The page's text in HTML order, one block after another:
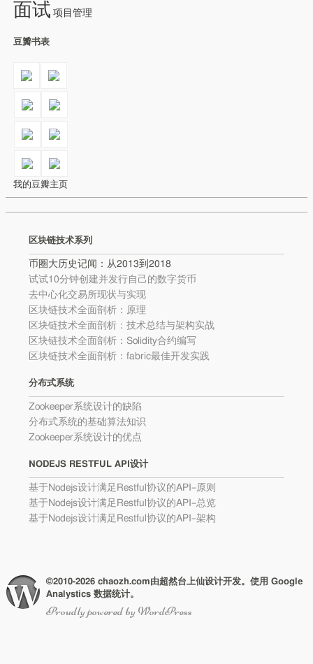
面试 项目管理
豆瓣书表
我的豆瓣主页
区块链技术系列
币圈大历史记闻：从2013到2018
试试10分钟创建并发行自己的数字货币
去中心化交易所现状与实现
区块链技术全面剖析：原理
区块链技术全面剖析：技术总结与架构实战
区块链技术全面剖析：Solidity合约编写
区块链技术全面剖析：fabric最佳开发实践
分布式系统
Zookeeper系统设计的缺陷
分布式系统的基础算法知识
Zookeeper系统设计的优点
NODEJS RESTFUL API设计
基于Nodejs设计满足Restful协议的API–原则
基于Nodejs设计满足Restful协议的API–总览
基于Nodejs设计满足Restful协议的API–架构
©2010-2026 chaozh.com由超然台上仙设计开发。使用 Google
Analystics 数据统计。
Proudly powered by WordPress